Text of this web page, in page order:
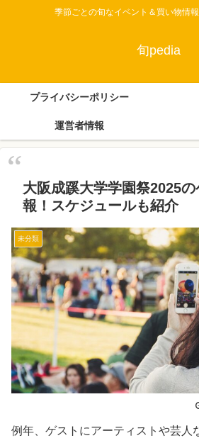
季節ごとの旬なイベント＆買い物情
旬pedia
プライバシーポリシー
運営者情報
大阪成蹊大学学園祭2025
報！スケジュールも紹介
未分類
例年、ゲストにアーティストや芸人